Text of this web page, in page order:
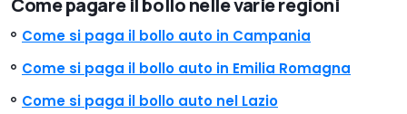
Come pagare il bollo nelle varie regioni
Come si paga il bollo auto in Campania
Come si paga il bollo auto in Emilia Romagna
Come si paga il bollo auto nel Lazio